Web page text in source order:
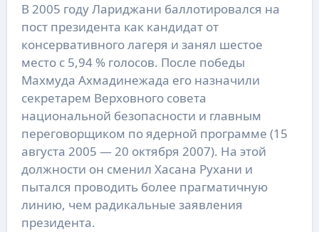
В 2005 году Лариджани баллотировался на
пост президента как кандидат от
консервативного лагеря и занял шестое
место с 5,94 % голосов. После победы
Махмуда Ахмадинежада его назначили
секретарем Верховного совета
национальной безопасности и главным
переговорщиком по ядерной программе (15
августа 2005 — 20 октября 2007). На этой
должности он сменил Хасана Рухани и
пытался проводить более прагматичную
линию, чем радикальные заявления
президента.